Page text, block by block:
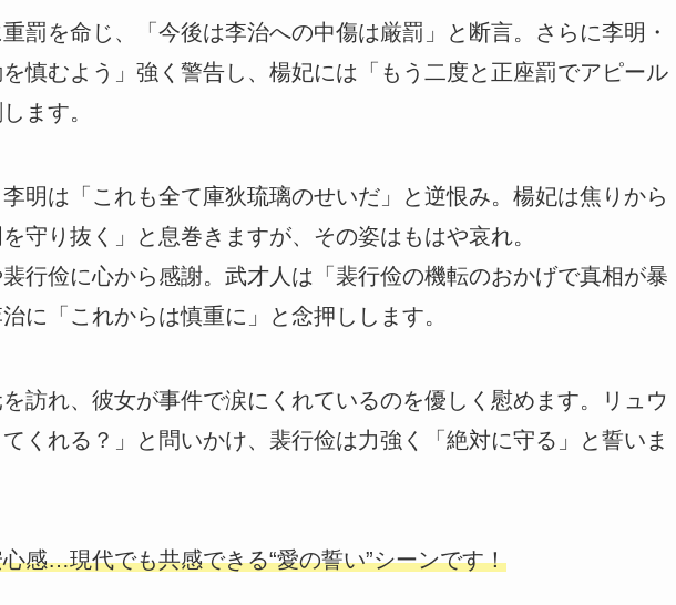
罰を命じ、「今後は李治への中傷は厳罰」と断言。さらに李明・
慎むよう」強く警告し、楊妃には「もう二度と正座罰でアピール
ます。
明は「これも全て庫狄琉璃のせいだ」と逆恨み。楊妃は焦りから
守り抜く」と息巻きますが、その姿はもはや哀れ。
行俭に心から感謝。武才人は「裴行俭の機転のおかげで真相が暴
に「これからは慎重に」と念押しします。
訪れ、彼女が事件で涙にくれているのを優しく慰めます。リュウ
くれる？」と問いかけ、裴行俭は力強く「絶対に守る」と誓いま
感…現代でも共感できる“愛の誓い”シーンです！